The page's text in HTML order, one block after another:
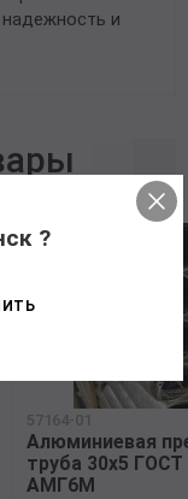
и
57164-01
Алюминиевая
труба 30х5 ГОСТ
АМГ6М
?